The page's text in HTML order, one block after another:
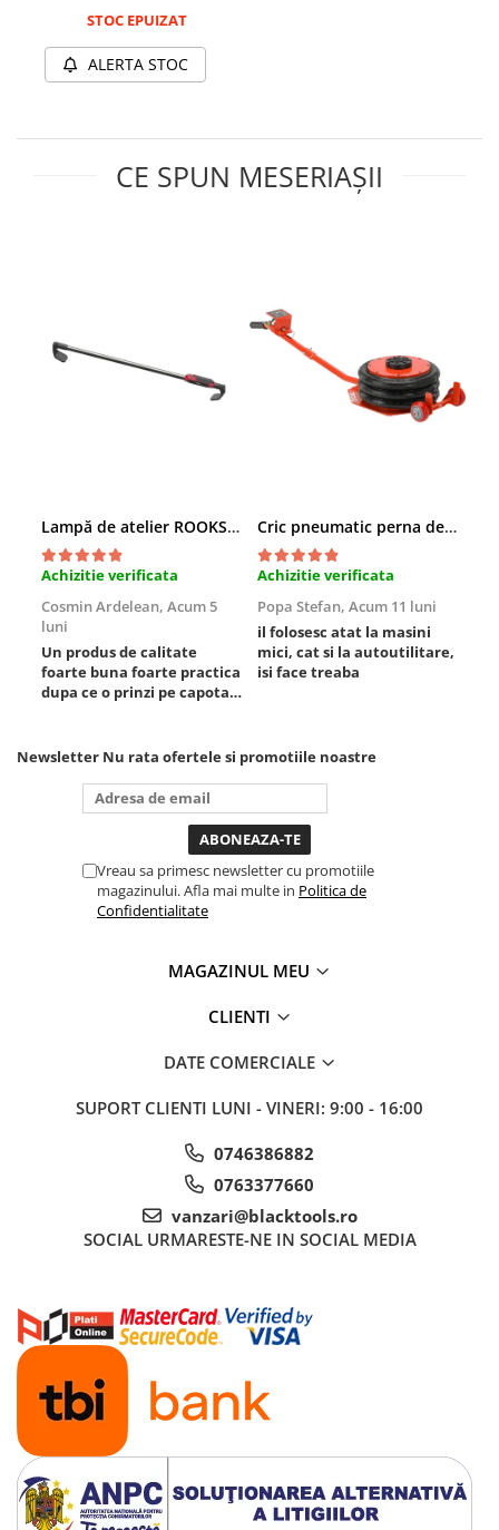
Alte scule pneumatice
Chei cu clichet
Compresoare
Masini de gaurit si taiat
Scule speciale
Diagnoza si masurari
Sistem franare
Sistem Vibro-Power
Capre Auto
Cricuri Hidraulice
Surubelnite Si Biti
Truse de surubelnite
Vulcanizare
Masini de dejantat roti
Piese de schimb
Scule Vulcanizare
Truse si Accesorii 3/4
Accesorii de impact 1/2
Accesorii de impact 3/4
Truse de adaptoare
Tubulare de impact 1"
Tubulare de impact 1/2
Tubulare de impact 3/4
Tubulare 1/2
Tubulare 1/2 bihexagonale
Tubulare 1/2 hexagonale
Tubulare 1/4
Tubulare 3/4
STOC EPUIZAT
ALERTA STOC
CE SPUN MESERIAȘII
Lampă de atelier ROOKS B2 HYBRID pentru capotă, 2000 lumeni, 5000 mAh
Achizitie verificata
Cosmin Ardelean, Acum 5
luni
Un produs de calitate
foarte buna foarte practica
dupa ce o prinzi pe capota
nevoie lumina puternica si
destul de mult dar daca o
bagi la priza nu mai ai
treaba toata ziua ,ce...
Cric pneumatic perna de aer cu inaltator 6T
Achizitie verificata
Popa Stefan, Acum 11 luni
il folosesc atat la masini
mici, cat si la autoutilitare,
isi face treaba
Newsletter Nu rata ofertele si promotiile noastre
Vreau sa primesc newsletter cu promotiile
magazinului. Afla mai multe in Politica de
Confidentialitate
MAGAZINUL MEU
CLIENTI
DATE COMERCIALE
SUPORT CLIENTI LUNI - VINERI: 9:00 - 16:00
0746386882
0763377660
vanzari@blacktools.ro
SOCIAL URMARESTE-NE IN SOCIAL MEDIA